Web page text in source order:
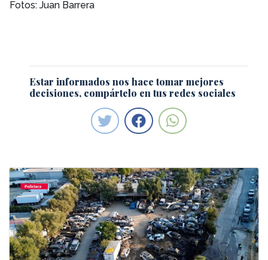
Fotos: Juan Barrera
Estar informados nos hace tomar mejores
decisiones, compártelo en tus redes sociales